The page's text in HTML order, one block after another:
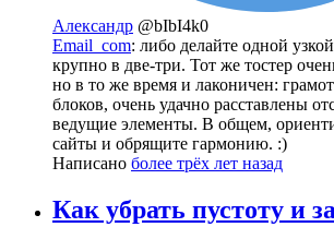
Александр @bIbI4k0
Email_com: либо делайте одной
крупно в две-три. Тот же тостер
но в то же время и лаконичен:
блоков, очень удачно расставлены
ведущие элементы. В общем,
сайты и обрящите гармонию. :)
Написано более трёх лет назад
Как убрать пустоту и